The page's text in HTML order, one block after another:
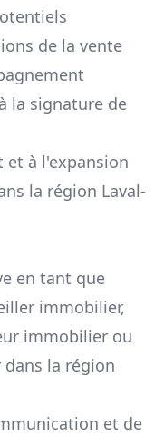
de la vente
la signature de
et à l'expansion
la région Laval-
en tant que
immobilier,
immobilier ou
la région
et de